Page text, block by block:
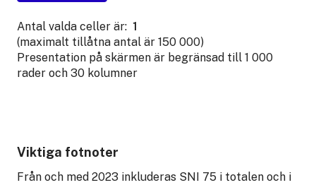
Antal valda celler är: 1
(maximalt tillåtna antal är 150 000)
Presentation på skärmen är begränsad till 1 000
rader och 30 kolumner
Viktiga fotnoter
Från och med 2023 inkluderas SNI 75 i totalen och i